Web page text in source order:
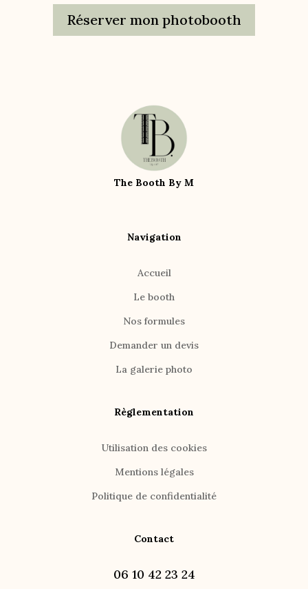
Réserver mon photobooth
The Booth By M
Navigation
Accueil
Le booth
Nos formules
Demander un devis
La galerie photo
Règlementation
Utilisation des cookies
Mentions légales
Politique de confidentialité
Contact
06 10 42 23 24